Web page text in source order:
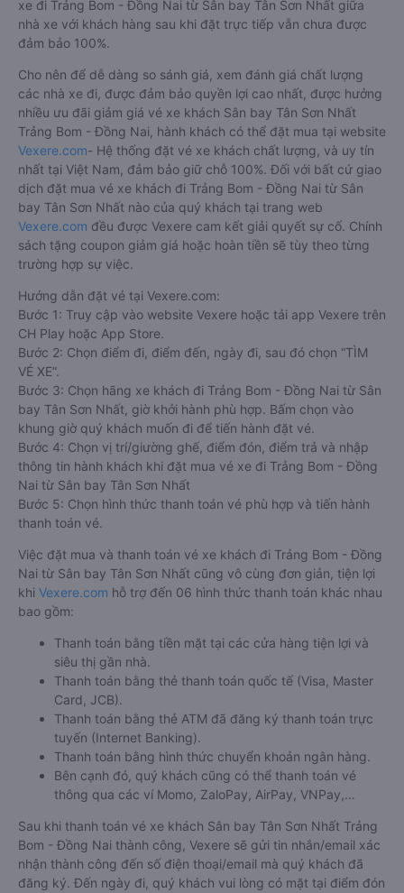
xe đi Trảng Bom - Đồng Nai từ Sân bay Tân Sơn Nhất giữa
nhà xe với khách hàng sau khi đặt trực tiếp vẫn chưa được
đảm bảo 100%.
Cho nên để dễ dàng so sánh giá, xem đánh giá chất lượng
các nhà xe đi, được đảm bảo quyền lợi cao nhất, được hưởng
nhiều ưu đãi giảm giá vé xe khách Sân bay Tân Sơn Nhất
Trảng Bom - Đồng Nai, hành khách có thể đặt mua tại website
Vexere.com- Hệ thống đặt vé xe khách chất lượng, và uy tín
nhất tại Việt Nam, đảm bảo giữ chỗ 100%. Đối với bất cứ giao
dịch đặt mua vé xe khách đi Trảng Bom - Đồng Nai từ Sân
bay Tân Sơn Nhất nào của quý khách tại trang web
Vexere.com đều được Vexere cam kết giải quyết sự cố. Chính
sách tặng coupon giảm giá hoặc hoàn tiền sẽ tùy theo từng
trường hợp sự việc.
Hướng dẫn đặt vé tại Vexere.com:
Bước 1: Truy cập vào website Vexere hoặc tải app Vexere trên
CH Play hoặc App Store.
Bước 2: Chọn điểm đi, điểm đến, ngày đi, sau đó chọn “TÌM
VÉ XE”.
Bước 3: Chọn hãng xe khách đi Trảng Bom - Đồng Nai từ Sân
bay Tân Sơn Nhất, giờ khởi hành phù hợp. Bấm chọn vào
khung giờ quý khách muốn đi để tiến hành đặt vé.
Bước 4: Chọn vị trí/giường ghế, điểm đón, điểm trả và nhập
thông tin hành khách khi đặt mua vé xe đi Trảng Bom - Đồng
Nai từ Sân bay Tân Sơn Nhất
Bước 5: Chọn hình thức thanh toán vé phù hợp và tiến hành
thanh toán vé.
Việc đặt mua và thanh toán vé xe khách đi Trảng Bom - Đồng
Nai từ Sân bay Tân Sơn Nhất cũng vô cùng đơn giản, tiện lợi
khi Vexere.com hỗ trợ đến 06 hình thức thanh toán khác nhau
bao gồm:
Thanh toán bằng tiền mặt tại các cửa hàng tiện lợi và
siêu thị gần nhà.
Thanh toán bằng thẻ thanh toán quốc tế (Visa, Master
Card, JCB).
Thanh toán bằng thẻ ATM đã đăng ký thanh toán trực
tuyến (Internet Banking).
Thanh toán bằng hình thức chuyển khoản ngân hàng.
Bên cạnh đó, quý khách cũng có thể thanh toán vé
thông qua các ví Momo, ZaloPay, AirPay, VNPay,…
Sau khi thanh toán vé xe khách Sân bay Tân Sơn Nhất Trảng
Bom - Đồng Nai thành công, Vexere sẽ gửi tin nhắn/email xác
nhận thành công đến số điện thoại/email mà quý khách đã
đăng ký. Đến ngày đi, quý khách vui lòng có mặt tại điểm đón